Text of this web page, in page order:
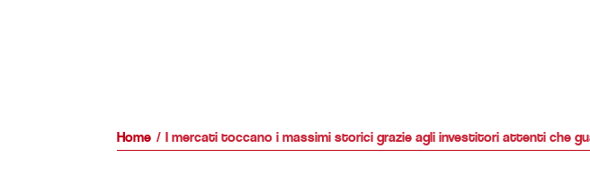
Home I mercati toccano i massimi storici grazie agli investitori attenti che